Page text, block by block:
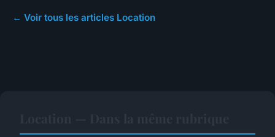
← Voir tous les articles Location